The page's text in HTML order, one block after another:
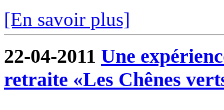
[En savoir plus]
22-04-2011 Une
retraite «Les Chênes